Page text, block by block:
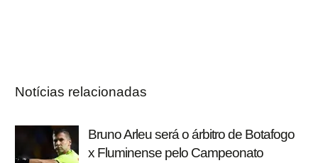
Notícias relacionadas
Bruno Arleu será o árbitro de Botafogo
x Fluminense pelo Campeonato